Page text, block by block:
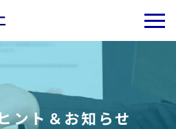
ント＆お知らせ